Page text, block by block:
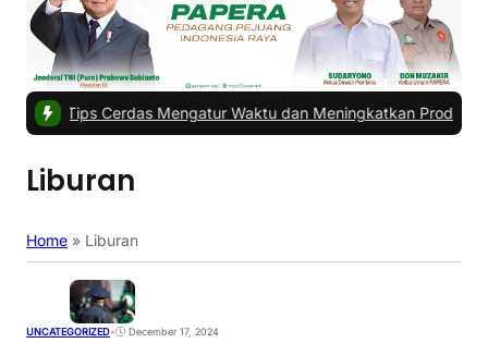
#2 -Tips Cerdas Mengatur Waktu dan Meningkatkan
Liburan
Home » Liburan
UNCATEGORIZED• December 17, 2024